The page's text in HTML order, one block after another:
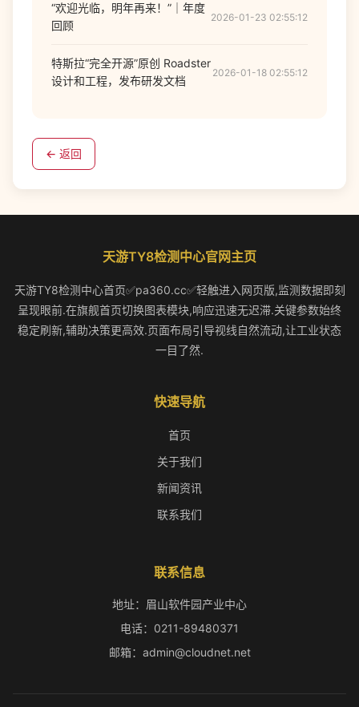
“欢迎光临，明年再来！”｜年度
回顾
2026-01-23 02:55:12
特斯拉“完全开源”原创 Roadster
设计和工程，发布研发文档
2026-01-18 02:55:12
← 返回
天游TY8检测中心官网主页
天游TY8检测中心首页✅pa360.cc✅轻触进入网页版,监测数据即刻
呈现眼前.在旗舰首页切换图表模块,响应迅速无迟滞.关键参数始终
稳定刷新,辅助决策更高效.页面布局引导视线自然流动,让工业状态
一目了然.
快速导航
首页
关于我们
新闻资讯
联系我们
联系信息
地址：眉山软件园产业中心
电话：0211-89480371
邮箱：admin@cloudnet.net